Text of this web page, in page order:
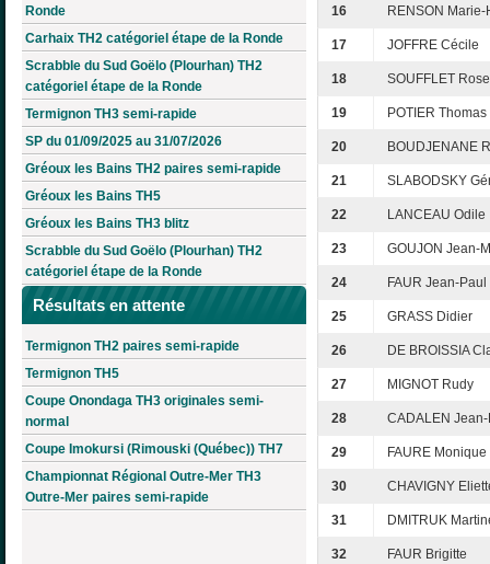
Ronde
Carhaix TH2 catégoriel étape de la Ronde
Scrabble du Sud Goëlo (Plourhan) TH2
catégoriel étape de la Ronde
Termignon TH3 semi-rapide
SP du 01/09/2025 au 31/07/2026
Gréoux les Bains TH2 paires semi-rapide
Gréoux les Bains TH5
Gréoux les Bains TH3 blitz
Scrabble du Sud Goëlo (Plourhan) TH2
catégoriel étape de la Ronde
Résultats en attente
Termignon TH2 paires semi-rapide
Termignon TH5
Coupe Onondaga TH3 originales semi-
normal
Coupe Imokursi (Rimouski (Québec)) TH7
Championnat Régional Outre-Mer TH3
Outre-Mer paires semi-rapide
16 RENSON
17 JOFFRE Cécile
18 SOUFFLET
19 POTIER Thomas
20 BOUDJENANE
21 SLABODSKY
22 LANCEAU Odile
23 GOUJON Jean-
24 FAUR Jean-Paul
25 GRASS Didier
26 DE BROISSIA
27 MIGNOT Rudy
28 CADALEN
29 FAURE Monique
30 CHAVIGNY
31 DMITRUK
32 FAUR Brigitte